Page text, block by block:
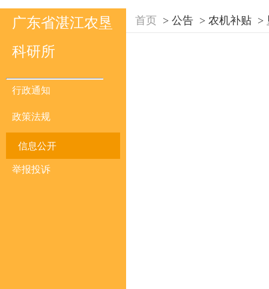
广东省湛江农垦
科研所
行政通知
政策法规
信息公开
举报投诉
首页 > 公告 > 农机补贴 >